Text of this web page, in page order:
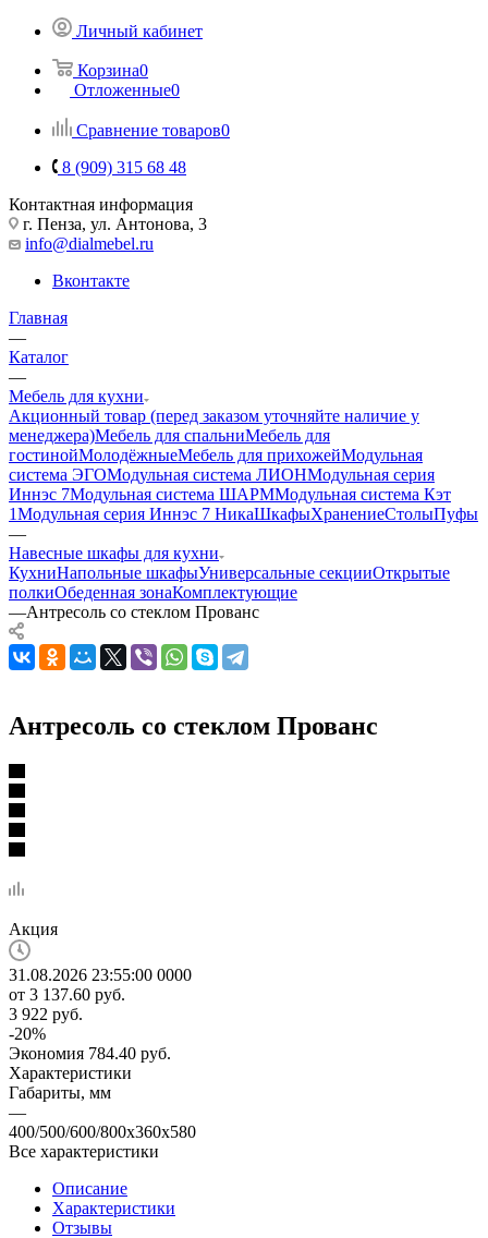
Личный кабинет
Корзина0
Отложенные0
Сравнение товаров0
8 (909) 315 68 48
Контактная информация
г. Пенза, ул. Антонова, 3
info@dialmebel.ru
Вконтакте
Главная
—
Каталог
—
Мебель для кухни
Акционный товар (перед заказом уточняйте наличие у
менеджера)Мебель для спальниМебель для
гостинойМолодёжныеМебель для прихожейМодульная
система ЭГОМодульная система ЛИОНМодульная серия
Иннэс 7Модульная система ШАРММодульная система Кэт
1Модульная серия Иннэс 7 НикаШкафыХранениеСтолыПуфы
—
Навесные шкафы для кухни
КухниНапольные шкафыУниверсальные секцииОткрытые
полкиОбеденная зонаКомплектующие
—Антресоль со стеклом Прованс
Антресоль со стеклом Прованс
Акция
31.08.2026 23:55:00 0000
от 3 137.60 руб.
3 922 руб.
-20%
Экономия 784.40 руб.
Характеристики
Габариты, мм
—
400/500/600/800х360х580
Все характеристики
Описание
Характеристики
Отзывы